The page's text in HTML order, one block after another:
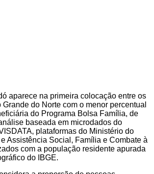
aparece na primeira colocação entre os
do Norte com o menor percentual
do Programa Bolsa Família, de
baseada em microdados do
plataformas do Ministério do
Assistência Social, Família e Combate à
com a população residente apurada
do IBGE.